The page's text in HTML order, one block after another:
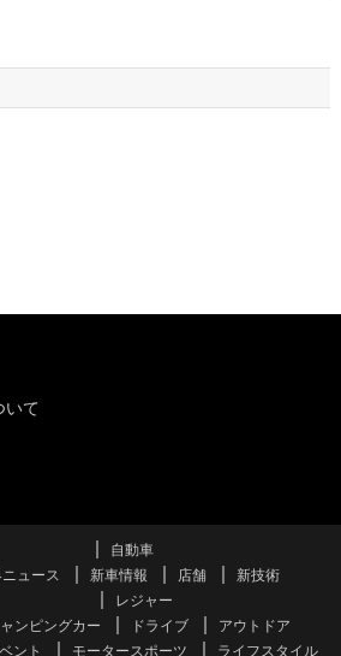
いて
自動車
ュース
新車情報 店舗
新技術
レジャー
ンピングカー
ドライブ
アウトドア
ント モータースポーツ ライフスタイル